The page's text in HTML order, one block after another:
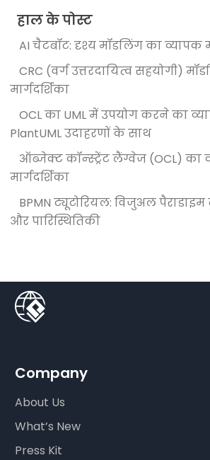
हाल के पोस्ट
AI चैटबॉट: दृश्य मॉडलिंग का व्यापक
CRC (वर्ग उत्तरदायित्व सहयोगी)
मार्गदर्शिका
OCL का UML में उपयोग करने का
PlantUML उदाहरणों के साथ
ऑब्जेक्ट कॉन्स्ट्रेंट लैंग्वेज (OCL) का
मार्गदर्शिका
BPMN ट्यूटोरियल: विजुअल
और पारिस्थितिकी
Company
About Us
What’s New
Press Kit